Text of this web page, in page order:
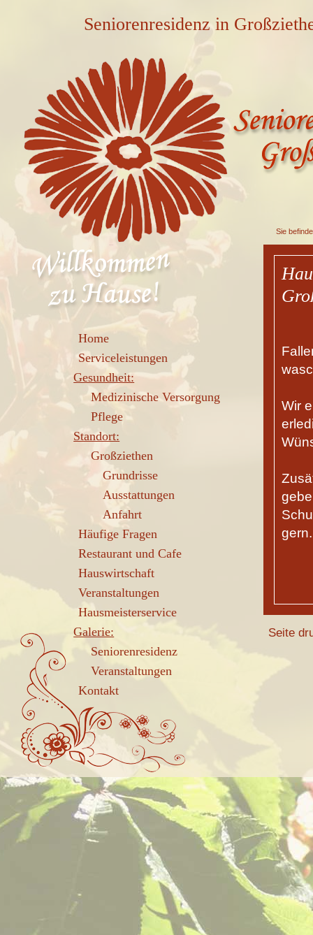
Seniorenresidenz in
Home
Serviceleistungen
Gesundheit:
Medizinische Versorgung
Pflege
Standort:
Großziethen
Grundrisse
Ausstattungen
Anfahrt
Häufige Fragen
Restaurant und Cafe
Hauswirtschaft
Veranstaltungen
Hausmeisterservice
Galerie:
Seniorenresidenz
Veranstaltungen
Kontakt
Sie
Wir
gern.
Seite